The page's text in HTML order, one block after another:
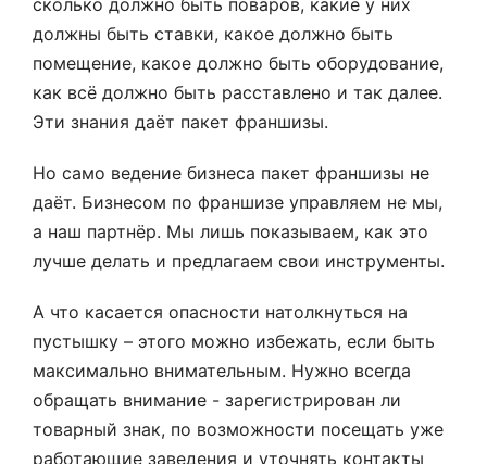
сколько должно быть поваров, какие у них
должны быть ставки, какое должно быть
помещение, какое должно быть оборудование,
как всё должно быть расставлено и так далее.
Эти знания даёт пакет франшизы.
Но само ведение бизнеса пакет франшизы не
даёт. Бизнесом по франшизе управляем не мы,
а наш партнёр. Мы лишь показываем, как это
лучше делать и предлагаем свои инструменты.
А что касается опасности натолкнуться на
пустышку – этого можно избежать, если быть
максимально внимательным. Нужно всегда
обращать внимание - зарегистрирован ли
товарный знак, по возможности посещать уже
работающие заведения и уточнять контакты